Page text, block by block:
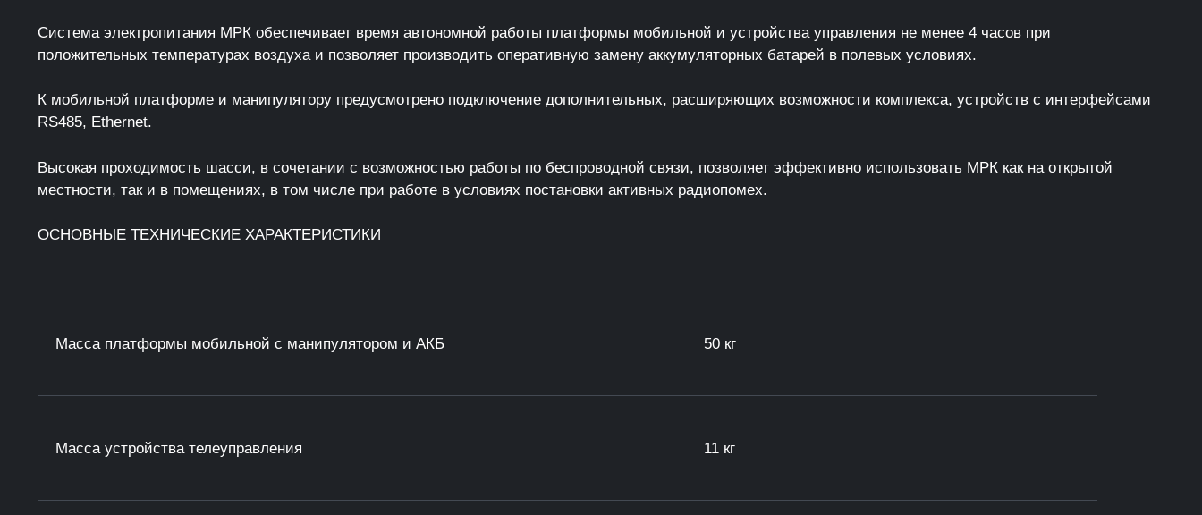
Система электропитания МРК обеспечивает время автономной работы платформы мобильной и устройства управления не менее 4 часов при
положительных температурах воздуха и позволяет производить оперативную замену аккумуляторных батарей в полевых условиях.
К мобильной платформе и манипулятору предусмотрено подключение дополнительных, расширяющих возможности комплекса, устройств с интерфейсами
RS485, Ethernet.
Высокая проходимость шасси, в сочетании с возможностью работы по беспроводной связи, позволяет эффективно использовать МРК как на открытой
местности, так и в помещениях, в том числе при работе в условиях постановки активных радиопомех.
ОСНОВНЫЕ ТЕХНИЧЕСКИЕ ХАРАКТЕРИСТИКИ
Масса платформы мобильной с манипулятором и АКБ 50 кг
Масса устройства телеуправления 11 кг